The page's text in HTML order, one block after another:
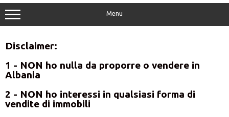
Menu
Disclaimer:
1 - NON ho nulla da proporre o vendere in
Albania
2 - NON ho interessi in qualsiasi forma di
vendite di immobili